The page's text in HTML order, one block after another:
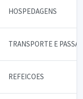
HOSPEDAGENS
TRANSPORTE E
REFEICOES